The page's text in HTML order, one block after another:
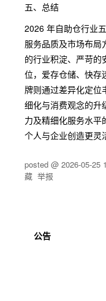
五、总结
2026 年自助仓行业
服务品质及市场布局
的行业积淀、严苛的
位，爱存仓储、快存
牌则通过差异化定位
细化与消费观念的升
力及精细化服务水平
个人与企业创造更灵
posted @ 2026-05-25
藏 举报
公告